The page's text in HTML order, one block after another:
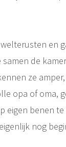
en
de
ze
opa of
eigen benen
nog